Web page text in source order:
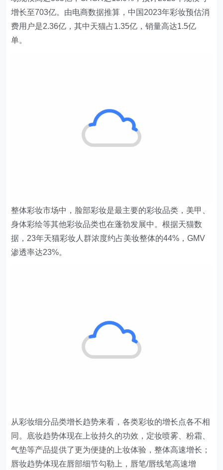
增长至703亿。由电商数据推算，中国2023年彩妆预估消
费用户是2.36亿，其中天猫占1.35亿，销量高达1.5亿
单。
整体彩妆市场中，脸部彩妆是最主要的彩妆品类，美甲、
身体彩绘等其他彩妆品类也在蓬勃发展中。根据天猫数
据，23年天猫彩妆人群浓度约占美妆整体的44%，GMV
渗透率达23%。
从彩妆细分品类增长趋势来看，各类彩妆的增长点各不相
同。底妆趋势体现在上妆持久的功效，定妆喷雾、粉霜、
气垫等产品提供了更为便捷的上妆体验，整体高速增长；
唇妆趋势体现在唇部细节勾勒上，唇笔/唇线笔高速增